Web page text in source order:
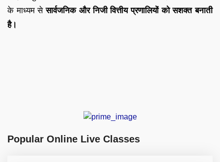
के माध्यम सेसार्वजनिक और निजी वित्तीय प्रणालियों को सशक्त बनाती
है।
Popular Online Live Classes